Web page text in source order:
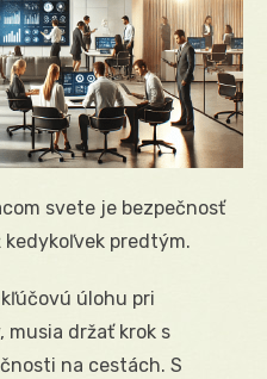
svete je bezpečnosť
predtým.
úlohu pri
držať krok s
na cestách. S